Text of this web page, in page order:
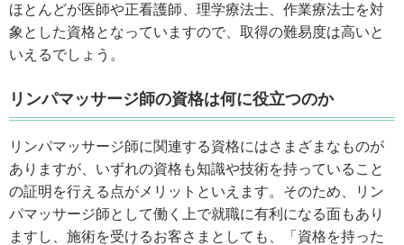
ほとんどが医師や正看護師、理学療法士、作業療法士を対
象とした資格となっていますので、取得の難易度は高いと
いえるでしょう。
リンパマッサージ師の資格は何に役立つのか
リンパマッサージ師に関連する資格にはさまざまなものが
ありますが、いずれの資格も知識や技術を持っていること
の証明を行える点がメリットといえます。そのため、リン
パマッサージ師として働く上で就職に有利になる面もあり
ますし、施術を受けるお客さまとしても、「資格を持った